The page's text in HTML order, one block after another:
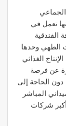
الجماعي
تعمل في
الفندقية
الطهي وحدها
الغذائي
عن فرصة
دون الحاجة إلى
المباشر
شركات